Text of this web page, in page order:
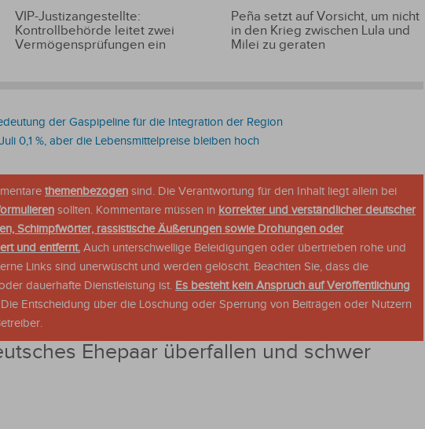
VIP-Justizangestellte:
Kontrollbehörde leitet zwei
Vermögensprüfungen ein
Peña setzt auf Vorsicht, um nicht
in den Krieg zwischen Lula und
Milei zu geraten
der Gaspipeline für die Integration der Region
0,1 %, aber die Lebensmittelpreise bleiben hoch
themenbezogen sind. Die Verantwortung für den Inhalt liegt allein bei
sollten. Kommentare müssen in korrekter und verständlicher deutscher
Schimpfwörter, rassistische Äußerungen sowie Drohungen oder
und entfernt. Auch unterschwellige Beleidigungen oder übertrieben rohe und
Links sind unerwüscht und werden gelöscht. Beachten Sie, dass die
dauerhafte Dienstleistung ist. Es besteht kein Anspruch auf Veröffentlichung
Entscheidung über die Löschung oder Sperrung von Beiträgen oder Nutzern
Ehepaar überfallen und schwer